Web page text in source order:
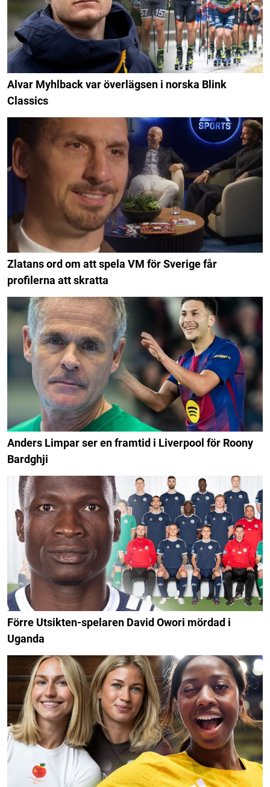
Alvar Myhlback var överlägsen i norska Blink
Classics
Zlatans ord om att spela VM för Sverige får
profilerna att skratta
Anders Limpar ser en framtid i Liverpool för Roony
Bardghji
Förre Utsikten-spelaren David Owori mördad i
Uganda